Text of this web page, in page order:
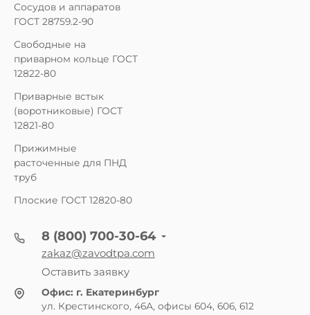
Сосудов и аппаратов
ГОСТ 28759.2-90
Свободные на
приварном кольце ГОСТ
12822-80
Приварные встык
(воротниковые) ГОСТ
12821-80
Прижимные
расточенные для ПНД
труб
Плоские ГОСТ 12820-80
8 (800) 700-30-64
zakaz@zavodtpa.com
Оставить заявку
Офис: г. Екатеринбург
ул. Крестинского, 46А, офисы 604, 606, 612